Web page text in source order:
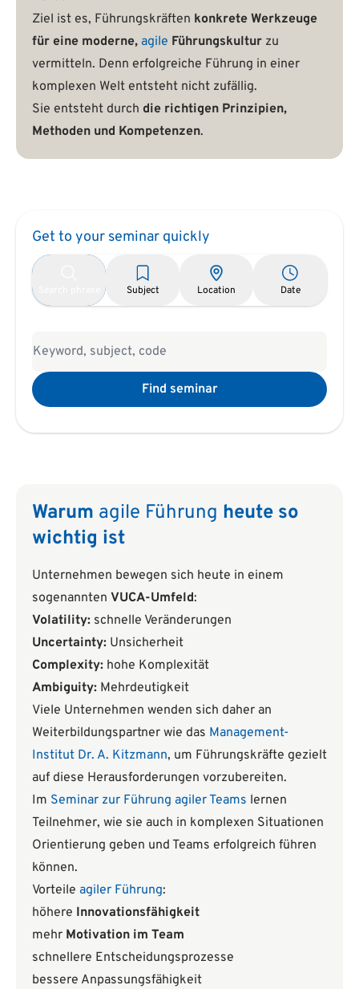
Ziel ist es, Führungskräften konkrete Werkzeuge
für eine moderne, agile Führungskultur zu
vermitteln. Denn erfolgreiche Führung in einer
komplexen Welt entsteht nicht zufällig.
Sie entsteht durch die richtigen Prinzipien,
Methoden und Kompetenzen.
Get to your seminar quickly
Subject Location Date
Find seminar
Warum agile Führung heute so
wichtig ist
Unternehmen bewegen sich heute in einem
sogenannten VUCA-Umfeld:
Volatility: schnelle Veränderungen
Uncertainty: Unsicherheit
Complexity: hohe Komplexität
Ambiguity: Mehrdeutigkeit
Viele Unternehmen wenden sich daher an
Weiterbildungspartner wie das Management-
Institut Dr. A. Kitzmann, um Führungskräfte gezielt
auf diese Herausforderungen vorzubereiten.
Im Seminar zur Führung agiler Teams lernen
Teilnehmer, wie sie auch in komplexen Situationen
Orientierung geben und Teams erfolgreich führen
können.
Vorteile agiler Führung:
höhere Innovationsfähigkeit
mehr Motivation im Team
schnellere Entscheidungsprozesse
bessere Anpassungsfähigkeit